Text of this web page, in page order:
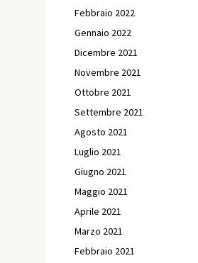
Febbraio 2022
Gennaio 2022
Dicembre 2021
Novembre 2021
Ottobre 2021
Settembre 2021
Agosto 2021
Luglio 2021
Giugno 2021
Maggio 2021
Aprile 2021
Marzo 2021
Febbraio 2021